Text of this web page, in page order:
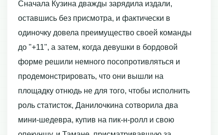
Сначала Кузина дважды зарядила издали,
оставшись без присмотра, и фактически в
одиночку довела преимущество своей команды
до "+11", а затем, когда девушки в бордовой
форме решили немного посопротивляться и
продемонстрировать, что они вышли на
площадку отнюдь не для того, чтобы исполнить
роль статисток, Данилочкина сотворила два
мини-шедевра, купив на пик-н-ролл и свою